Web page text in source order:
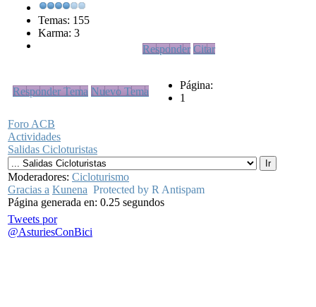
Temas: 155
Karma: 3
Responder Citar
Responder Tema Nuevo Tema
Página:
1
Foro ACB
Actividades
Salidas Cicloturistas
Moderadores: Cicloturismo
Gracias a Kunena Protected by R Antispam
Página generada en: 0.25 segundos
Tweets por
@AsturiesConBici